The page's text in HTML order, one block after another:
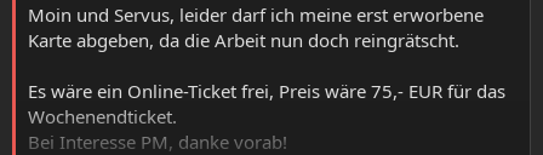
Moin und Servus, leider darf ich meine erst erworbene
Karte abgeben, da die Arbeit nun doch reingrätscht.
Es wäre ein Online-Ticket frei, Preis wäre 75,- EUR für das
Wochenendticket.
Bei Interesse PM, danke vorab!